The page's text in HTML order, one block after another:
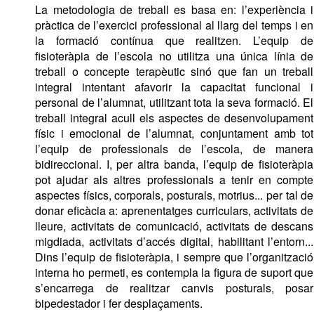
La metodologia de treball es basa en: l’experiència i
pràctica de l’exercici professional al llarg del temps i en
la formació contínua que realitzen. L’equip de
fisioteràpia de l’escola no utilitza una única línia de
treball o concepte terapèutic sinó que fan un treball
integral intentant afavorir la capacitat funcional i
personal de l’alumnat, utilitzant tota la seva formació. El
treball integral acull els aspectes de desenvolupament
físic i emocional de l’alumnat, conjuntament amb tot
l’equip de professionals de l’escola, de manera
bidireccional. I, per altra banda, l’equip de fisioteràpia
pot ajudar als altres professionals a tenir en compte
aspectes físics, corporals, posturals, motrius... per tal de
donar eficàcia a: aprenentatges curriculars, activitats de
lleure, activitats de comunicació, activitats de descans
migdiada, activitats d’accés digital, habilitant l’entorn...
Dins l’equip de fisioteràpia, i sempre que l’organització
interna ho permeti, es contempla la figura de suport que
s’encarrega de realitzar canvis posturals, posar
bipedestador i fer desplaçaments.